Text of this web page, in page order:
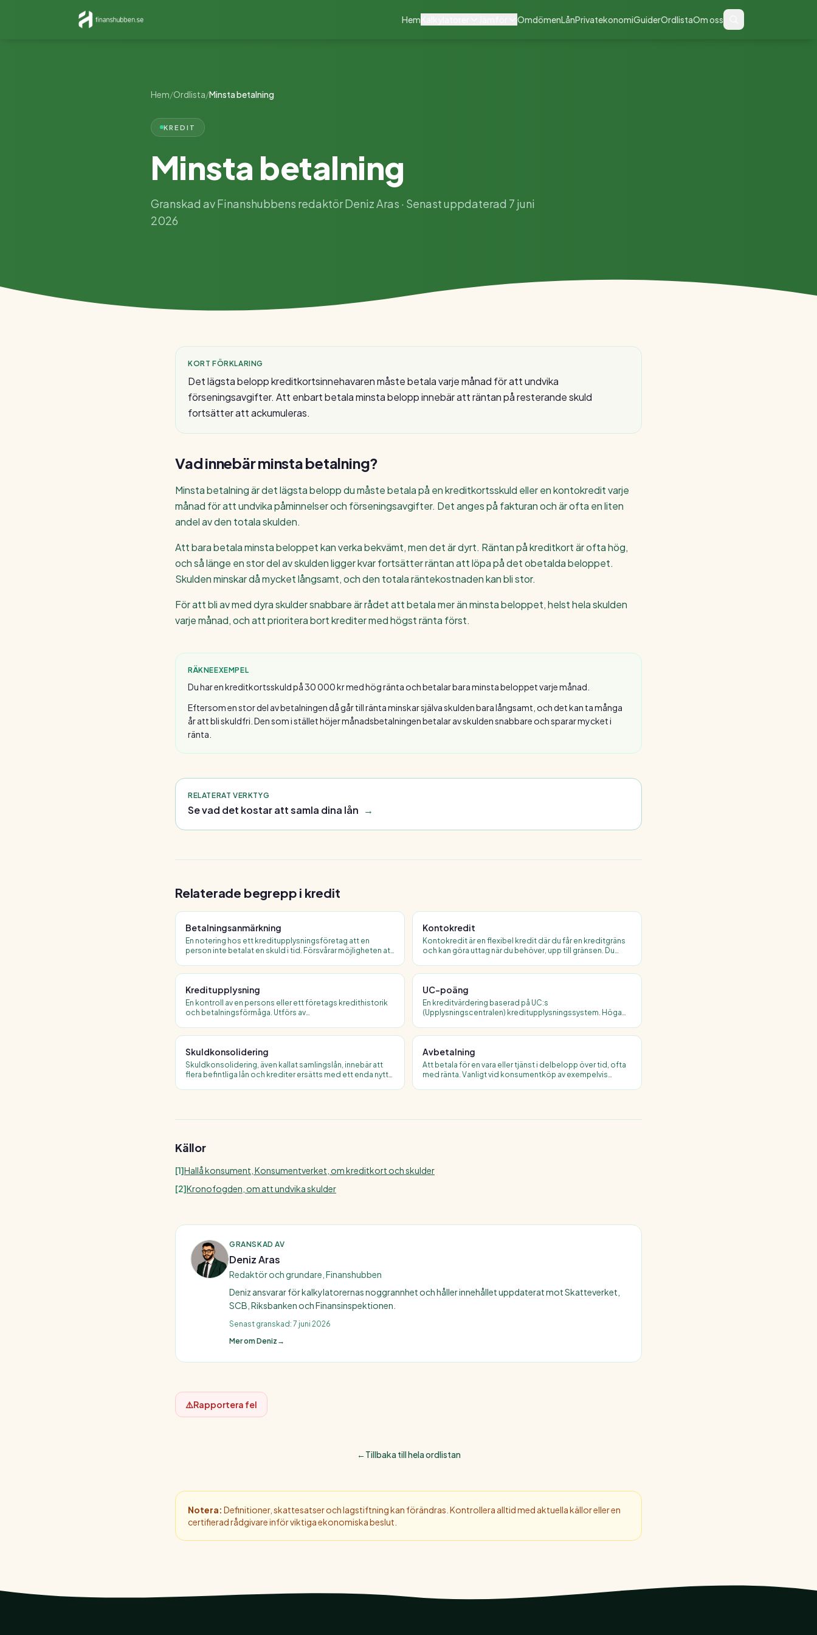
Hem OmdömenLånPrivatekonomiGuiderOrdlistaOm oss
Hem/Ordlista/Minsta betalning
KREDIT
Minsta betalning
Granskad av Finanshubbens redaktör Deniz Aras · Senast uppdaterad 7 juni
2026
KORT FÖRKLARING
Det lägsta belopp kreditkortsinnehavaren måste betala varje månad för att undvika
förseningsavgifter. Att enbart betala minsta belopp innebär att räntan på resterande skuld
fortsätter att ackumuleras.
Vad innebärminsta betalning?
Minsta betalning är det lägsta belopp du måste betala på en kreditkortsskuld eller en kontokredit varje
månad för att undvika påminnelser och förseningsavgifter. Det anges på fakturan och är ofta en liten
andel av den totala skulden.
Att bara betala minsta beloppet kan verka bekvämt, men det är dyrt. Räntan på kreditkort är ofta hög,
och så länge en stor del av skulden ligger kvar fortsätter räntan att löpa på det obetalda beloppet.
Skulden minskar då mycket långsamt, och den totala räntekostnaden kan bli stor.
För att bli av med dyra skulder snabbare är rådet att betala mer än minsta beloppet, helst hela skulden
varje månad, och att prioritera bort krediter med högst ränta först.
RÄKNEEXEMPEL
Du har en kreditkortsskuld på 30 000 kr med hög ränta och betalar bara minsta beloppet varje månad.
Eftersom en stor del av betalningen då går till ränta minskar själva skulden bara långsamt, och det kan ta många
år att bli skuldfri. Den som i stället höjer månadsbetalningen betalar av skulden snabbare och sparar mycket i
ränta.
RELATERAT VERKTYG
Se vad det kostar att samla dina lån →
Relaterade begrepp i kredit
Betalningsanmärkning
En notering hos ett kreditupplysningsföretag att en
person inte betalat en skuld i tid. Försvårar möjligheten att
Kontokredit
Kontokredit är en flexibel kredit där du får en kreditgräns
och kan göra uttag när du behöver, upp till gränsen. Du
Kreditupplysning
En kontroll av en persons eller ett företags kredithistorik
och betalningsförmåga. Utförs av
UC-poäng
En kreditvärdering baserad på UC:s
(Upplysningscentralen) kreditupplysningssystem. Höga
Skuldkonsolidering
Skuldkonsolidering, även kallat samlingslån, innebär att
flera befintliga lån och krediter ersätts med ett enda nytt
Avbetalning
Att betala för en vara eller tjänst i delbelopp över tid, ofta
med ränta. Vanligt vid konsumentköp av exempelvis
Källor
[1]Hallå konsument, Konsumentverket, om kreditkort och skulder
[2]Kronofogden, om att undvika skulder
GRANSKAD AV
Deniz Aras
Redaktör och grundare, Finanshubben
Deniz ansvarar för kalkylatorernas noggrannhet och håller innehållet uppdaterat mot Skatteverket,
SCB, Riksbanken och Finansinspektionen.
Senast granskad: 7 juni 2026
Mer om Deniz →
⚠️Rapportera fel
←Tillbaka till hela ordlistan
Notera: Definitioner, skattesatser och lagstiftning kan förändras. Kontrollera alltid med aktuella källor eller en
certifierad rådgivare inför viktiga ekonomiska beslut.